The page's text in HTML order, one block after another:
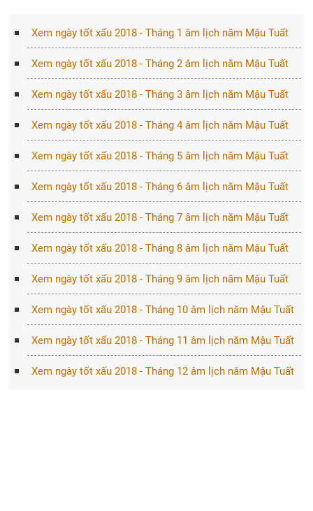
Xem ngày tốt xấu 2018 - Tháng 1 âm lịch năm Mậu Tuất
Xem ngày tốt xấu 2018 - Tháng 2 âm lịch năm Mậu Tuất
Xem ngày tốt xấu 2018 - Tháng 3 âm lịch năm Mậu Tuất
Xem ngày tốt xấu 2018 - Tháng 4 âm lịch năm Mậu Tuất
Xem ngày tốt xấu 2018 - Tháng 5 âm lịch năm Mậu Tuất
Xem ngày tốt xấu 2018 - Tháng 6 âm lịch năm Mậu Tuất
Xem ngày tốt xấu 2018 - Tháng 7 âm lịch năm Mậu Tuất
Xem ngày tốt xấu 2018 - Tháng 8 âm lịch năm Mậu Tuất
Xem ngày tốt xấu 2018 - Tháng 9 âm lịch năm Mậu Tuất
Xem ngày tốt xấu 2018 - Tháng 10 âm lịch năm Mậu Tuất
Xem ngày tốt xấu 2018 - Tháng 11 âm lịch năm Mậu Tuất
Xem ngày tốt xấu 2018 - Tháng 12 âm lịch năm Mậu Tuất